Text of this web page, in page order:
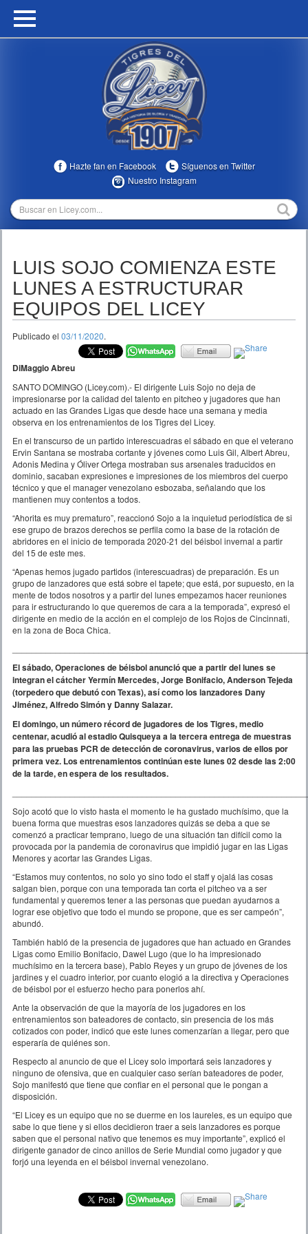
HOME
MULTIMEDIA
TEMPORADAS
Hazte fan en Facebook
Síguenos en Twitter
Nuestro Instagram
LUIS SOJO COMIENZA ESTE
LUNES A ESTRUCTURAR
EQUIPOS DEL LICEY
Publicado el 03/11/2020.
DiMaggio Abreu
SANTO DOMINGO (Licey.com).- El dirigente Luis Sojo no deja de
impresionarse por la calidad del talento en pitcheo y jugadores que han
actuado en las Grandes Ligas que desde hace una semana y media
observa en los entrenamientos de los Tigres del Licey.
En el transcurso de un partido interescuadras el sábado en que el veterano
Ervin Santana se mostraba cortante y jóvenes como Luis Gil, Albert Abreu,
Adonis Medina y Óliver Ortega mostraban sus arsenales traducidos en
dominio, sacaban expresiones e impresiones de los miembros del cuerpo
técnico y que el manager venezolano esbozaba, señalando que los
mantienen muy contentos a todos.
“Ahorita es muy prematuro”, reaccionó Sojo a la inquietud periodística de si
ese grupo de brazos derechos se perfila como la base de la rotación de
abridores en el inicio de temporada 2020-21 del béisbol invernal a partir
del 15 de este mes.
“Apenas hemos jugado partidos (interescuadras) de preparación. Es un
grupo de lanzadores que está sobre el tapete; que está, por supuesto, en la
mente de todos nosotros y a partir del lunes empezamos hacer reuniones
para ir estructurando lo que queremos de cara a la temporada”, expresó el
dirigente en medio de la acción en el complejo de los Rojos de Cincinnati,
en la zona de Boca Chica.
El sábado, Operaciones de béisbol anunció que a partir del lunes se
integran el cátcher Yermín Mercedes, Jorge Bonifacio, Anderson Tejeda
(torpedero que debutó con Texas), así como los lanzadores Dany
Jiménez, Alfredo Simón y Danny Salazar.
El domingo, un número récord de jugadores de los Tigres, medio
centenar, acudió al estadio Quisqueya a la tercera entrega de muestras
para las pruebas PCR de detección de coronavirus, varios de ellos por
primera vez. Los entrenamientos continúan este lunes 02 desde las 2:00
de la tarde, en espera de los resultados.
Sojo acotó que lo visto hasta el momento le ha gustado muchísimo, que la
buena forma que muestras esos lanzadores quizás se deba a que se
comenzó a practicar temprano, luego de una situación tan difícil como la
provocada por la pandemia de coronavirus que impidió jugar en las Ligas
Menores y acortar las Grandes Ligas.
“Estamos muy contentos, no solo yo sino todo el staff y ojalá las cosas
salgan bien, porque con una temporada tan corta el pitcheo va a ser
fundamental y queremos tener a las personas que puedan ayudarnos a
lograr ese objetivo que todo el mundo se propone, que es ser campeón”,
abundó.
También habló de la presencia de jugadores que han actuado en Grandes
Ligas como Emilio Bonifacio, Dawel Lugo (que lo ha impresionado
muchísimo en la tercera base), Pablo Reyes y un grupo de jóvenes de los
jardines y el cuadro interior, por cuanto elogió a la directiva y Operaciones
de béisbol por el esfuerzo hecho para ponerlos ahí.
Ante la observación de que la mayoría de los jugadores en los
entrenamientos son bateadores de contacto, sin presencia de los más
cotizados con poder, indicó que este lunes comenzarían a llegar, pero que
esperaría de quiénes son.
Respecto al anuncio de que el Licey solo importará seis lanzadores y
ninguno de ofensiva, que en cualquier caso serían bateadores de poder,
Sojo manifestó que tiene que confiar en el personal que le pongan a
disposición.
“El Licey es un equipo que no se duerme en los laureles, es un equipo que
sabe lo que tiene y si ellos decidieron traer a seis lanzadores es porque
saben que el personal nativo que tenemos es muy importante”, explicó el
dirigente ganador de cinco anillos de Serie Mundial como jugador y que
forjó una leyenda en el béisbol invernal venezolano.